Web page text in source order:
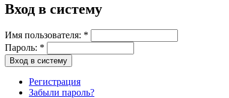
Вход в систему
Имя пользователя: *
Пароль: *
Регистрация
Забыли пароль?